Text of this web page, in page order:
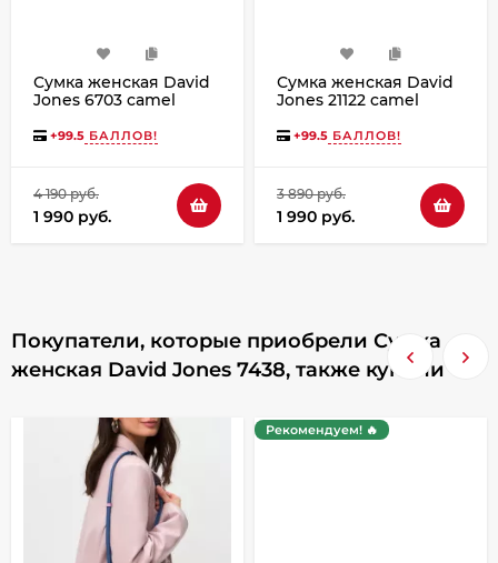
Сумка женская David
Jones 6703 camel
+99.5 БАЛЛОВ!
4 190 руб.
1 990 руб.
Сумка женская David
Jones 21122 camel
+99.5 БАЛЛОВ!
3 890 руб.
1 990 руб.
Покупатели, которые приобрели Сумка
женская David Jones 7438, также купили
Рекомендуем! 🔥